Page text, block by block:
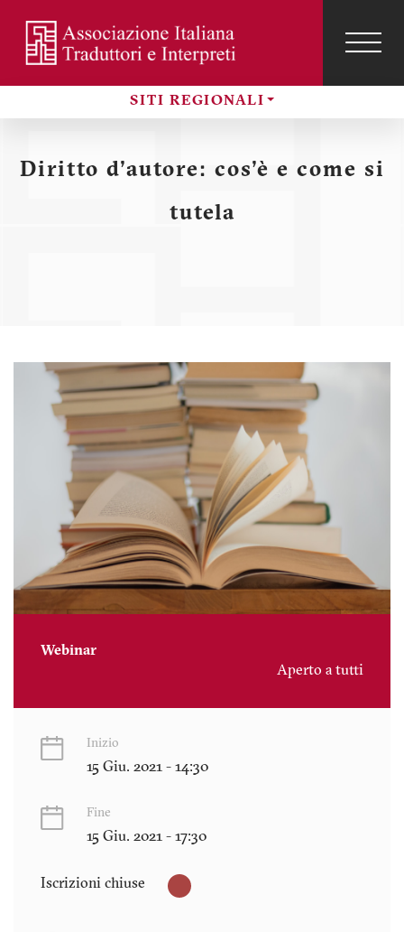
contenuto
principale
SITI REGIONALI
Menu
profilo
utente
Diritto d'autore: cos'è e come si
tutela
Webinar
Aperto a tutti
Inizio
15 Giu. 2021 - 14:30
Fine
15 Giu. 2021 - 17:30
Iscrizioni chiuse